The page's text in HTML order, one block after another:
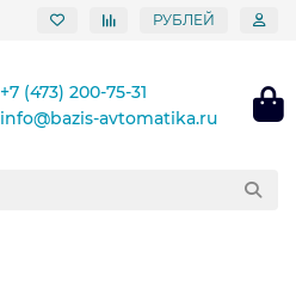
РУБЛЕЙ
+7 (473) 200-75-31
info@bazis-avtomatika.ru